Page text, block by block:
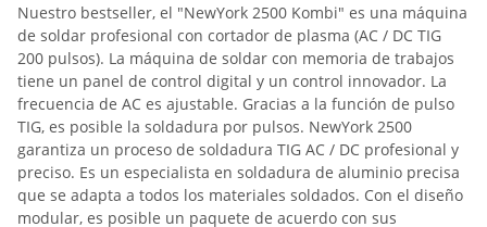
Nuestro bestseller, el "NewYork 2500 Kombi" es una máquina
de soldar profesional con cortador de plasma (AC / DC TIG
200 pulsos). La máquina de soldar con memoria de trabajos
tiene un panel de control digital y un control innovador. La
frecuencia de AC es ajustable. Gracias a la función de pulso
TIG, es posible la soldadura por pulsos. NewYork 2500
garantiza un proceso de soldadura TIG AC / DC profesional y
preciso. Es un especialista en soldadura de aluminio precisa
que se adapta a todos los materiales soldados. Con el diseño
modular, es posible un paquete de acuerdo con sus